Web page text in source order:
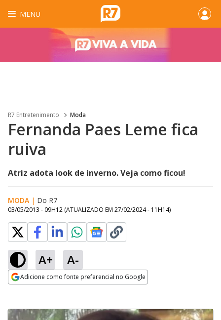
MENU
R7 Entretenimento Moda
Fernanda Paes Leme fica
ruiva
Atriz adota look de inverno. Veja como ficou!
MODA | Do R7
03/05/2013 - 09H12 (ATUALIZADO EM 27/02/2024 - 11H14)
A+ A-
Adicione como fonte preferencial no Google